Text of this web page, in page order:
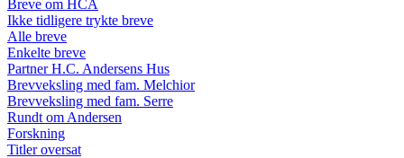
Breve om HCA
Ikke tidligere trykte breve
Alle breve
Enkelte breve
Partner H.C. Andersens Hus
Brevveksling med fam. Melchior
Brevveksling med fam. Serre
Rundt om Andersen
Forskning
Titler oversat